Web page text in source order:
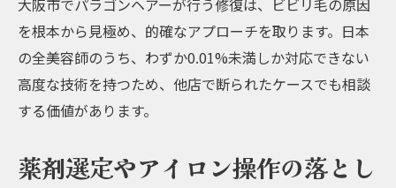
大阪市でパラゴンヘアーが行う修復は、ビビリ毛の原因
を根本から見極め、的確なアプローチを取ります。日本
の全美容師のうち、わずか0.01%未満しか対応できない
高度な技術を持つため、他店で断られたケースでも相談
する価値があります。
薬剤選定やアイロン操作の落とし